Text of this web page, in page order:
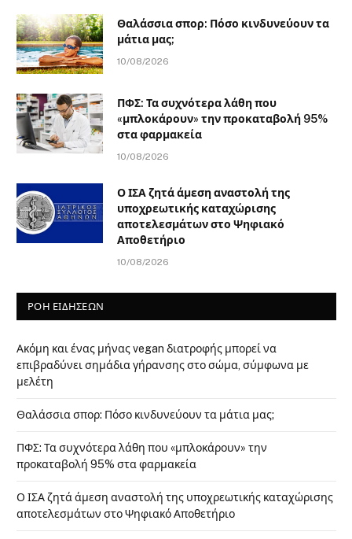
Θαλάσσια σπορ: Πόσο κινδυνεύουν τα
μάτια μας;
10/08/2026
ΠΦΣ: Τα συχνότερα λάθη που
«μπλοκάρουν» την προκαταβολή 95%
στα φαρμακεία
10/08/2026
Ο ΙΣΑ ζητά άμεση αναστολή της
υποχρεωτικής καταχώρισης
αποτελεσμάτων στο Ψηφιακό
Αποθετήριο
10/08/2026
ΡΟΗ ΕΙΔΗΣΕΩΝ
Ακόμη και ένας μήνας vegan διατροφής μπορεί να
επιβραδύνει σημάδια γήρανσης στο σώμα, σύμφωνα με
μελέτη
Θαλάσσια σπορ: Πόσο κινδυνεύουν τα μάτια μας;
ΠΦΣ: Τα συχνότερα λάθη που «μπλοκάρουν» την
προκαταβολή 95% στα φαρμακεία
Ο ΙΣΑ ζητά άμεση αναστολή της υποχρεωτικής καταχώρισης
αποτελεσμάτων στο Ψηφιακό Αποθετήριο